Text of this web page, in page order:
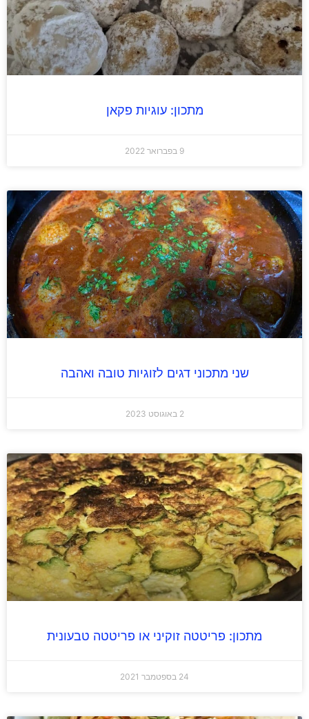
מתכון: עוגיות פקאן
שני מתכוני דגים לזוגיות טובה ואהבה
מתכון: פריטטה זוקיני או פריטטה טבעונית